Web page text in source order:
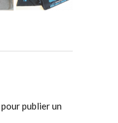
pour publier un